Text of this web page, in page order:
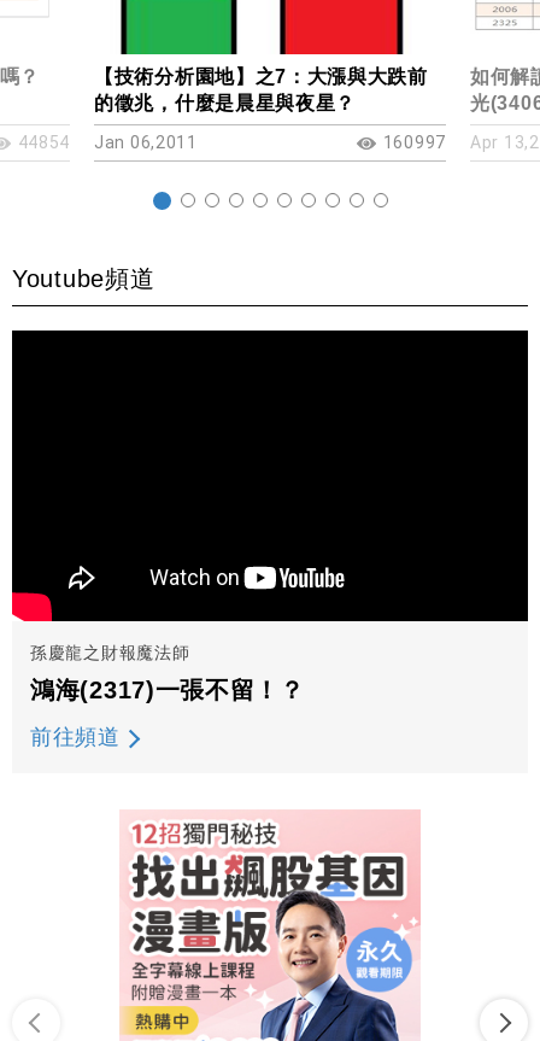
？
44854
【技術分析園地】之7：大漲與大跌前
的徵兆，什麼是晨星與夜星？
Jan 06,2011 160997
如何解
光
Apr
Youtube頻道
孫慶龍之財報魔法師
鴻海(2317)一張不留！？
前往頻道